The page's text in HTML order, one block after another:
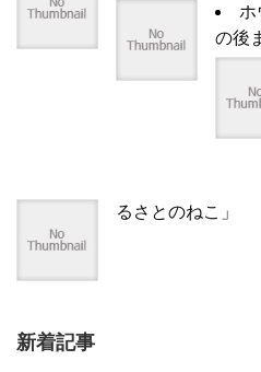
ホ
の後
るさとのねこ」
新着記事